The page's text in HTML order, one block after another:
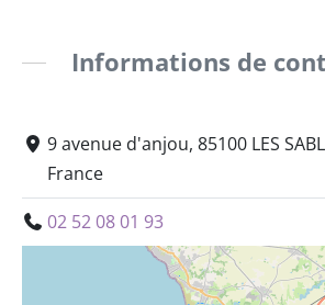
Informations de
9 avenue d'anjou, 85100 LES
France
02 52 08 01 93